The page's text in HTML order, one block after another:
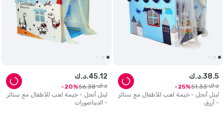
ليتل أنجل - خيمة لعب للأطفال مع ستائر
- أزرق
د.ك.38.5
د.ك. 51.33
25
ليتل أنجل - خيمة لعب للأطفال مع ستائر
- الديناصورات
د.ك.45.12
د.ك. 56.38
20